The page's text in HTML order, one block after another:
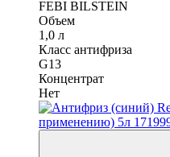
FEBI BILSTEIN
Объем
1,0 л
Класс антифриза
G13
Концентрат
Нет